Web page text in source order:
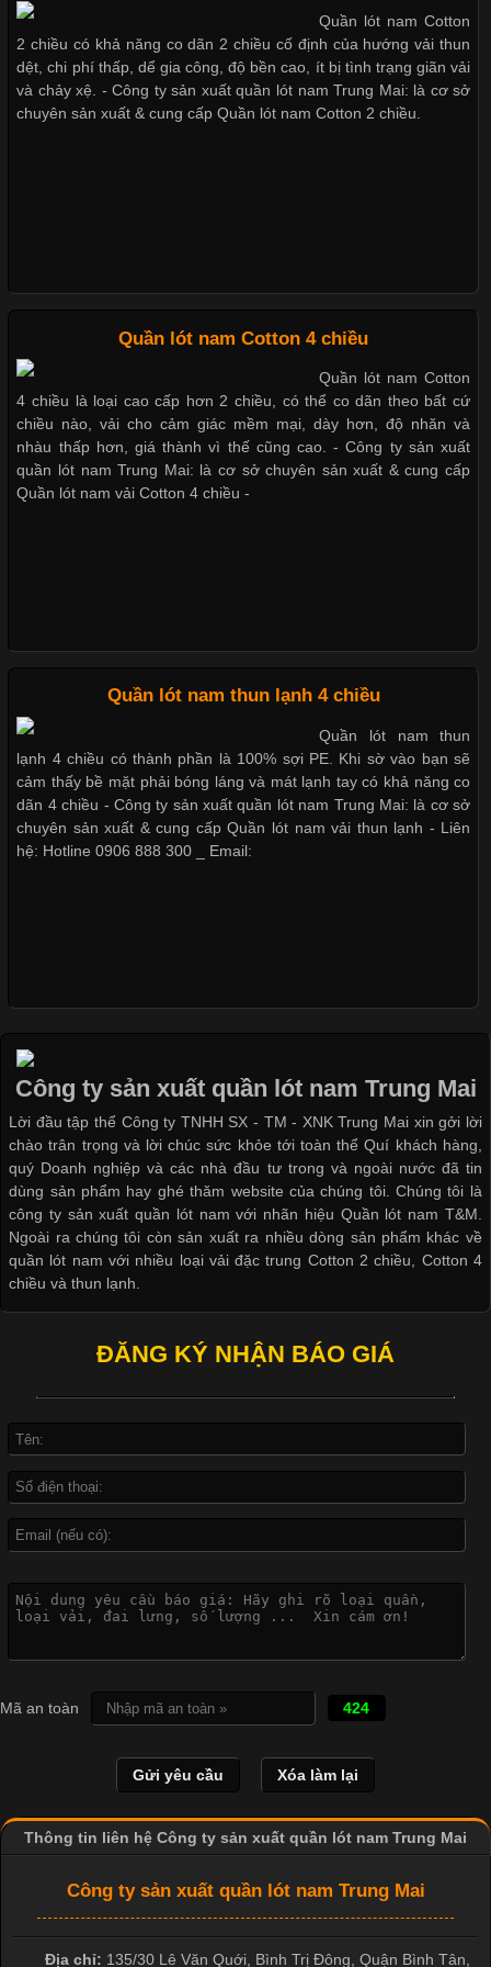
Chất Liệu Lycra Có Gì Đặc Biệt Trong Ngành Thời Trang?
Cập nhật 2026-05-27 17:03:46
Vải Lycra Là Gì? Chất Liệu Co Giãn Được Ưa Chuộng Trong
Chất Liệu Bamboo Xu Hướng Mới Trong Ngành Thời Trang
Cập nhật 2026-05-21 14:59:25
Trong những năm gần đây, vải Bamboo đang trở thành một
trong những chất liệu được yêu thích trong ngành thời trang
nhờ đặc tính mềm mại, thoáng khí và thân thiện với môi trường.
Không chỉ được ứng dụng trong quần áo thường ngày, loại vải
Cập nhật 2026-05-20 14:58:56
Vải thun là một trong những chất liệu được sử dụng rộng rãi
nhất trong ngành thời trang nhờ đặc tính co giãn, mềm mại và
thoải mái khi mặc. Từ áo thun, đồ thể thao cho đến đồ lót nam,
vải thun luôn đóng vai trò quan trọng trong quá trình sản xuất.
Hiện nay, nhu cầu tìm kiếm quần lót nam giá
Các Form Áo Thun Phổ Biến Hiện Nay Và Xu Hướng Trong
Ngành May Mặc Áo thun là một trong những trang phục quen
thuộc và được sử dụng phổ biến nhất hiện nay. Không chỉ đa
dạng về màu sắc hay chất liệu, áo thun còn có nhiều form dáng
khác nhau để phù hợp với từng phong cách thời trang và nhu
cầu
Khám Phá Áo Phông Trang Phục Phổ Biến Nhất Hiện Nay
Áo phông là một trong những trang phục phổ biến nhất trong
Không chỉ xuất hiện trong thời trang thường ngày, áo phông còn
được ứng dụng rộng rãi trong ngành sản xuất may mặc, đặc
biệt là các sản phẩm từ vải thun. Hiện nay,
Đại
Cập nhật 2026-04-21 15:41:03
In Chuyển Nhiệt Là Gì? Công Nghệ In Hiện Đại Trong Ngành
May Mặc Trong ngành in ấn và thời trang, in chuyển nhiệt đang
hình ảnh sắc nét và bền màu. Đặc biệt, kỹ thuật này được ứng
dụng rộng rãi trong sản xuất áo thun, đồ thể thao
Xu hướng thời trang trẻ và quần lót nam giá sỉ
Những mẩu quần lót nam thông dụng hiện nay
Bộ sưu tập quần lót nam Boxer TpHCM
Quần lót nam boxer thun lạnh
Quần lót nam Cotton
2 chiều có khả năng co dãn 2 chiều cố định của hướng vải thun
dệt, chi phí thấp, dể gia công, độ bền cao, ít bị tình trạng giãn vải
và chảy xệ. - Công ty sản xuất quần lót nam Trung Mai: là cơ sở
chuyên sản xuất & cung cấp Quần lót nam Cotton 2 chiều.
Quần lót nam Cotton 4 chiều
Quần lót nam Cotton
4 chiều là loại cao cấp hơn 2 chiều, có thể co dãn theo bất cứ
chiều nào, vải cho cảm giác mềm mại, dày hơn, độ nhăn và
nhàu thấp hơn, giá thành vì thế cũng cao. - Công ty sản xuất
quần lót nam Trung Mai: là cơ sở chuyên sản xuất & cung cấp
Quần lót nam vải Cotton 4 chiều -
Quần lót nam thun lạnh 4 chiều
Quần lót nam thun
lạnh 4 chiều có thành phần là 100% sợi PE. Khi sờ vào bạn sẽ
cảm thấy bề mặt phải bóng láng và mát lạnh tay có khả năng co
dãn 4 chiều - Công ty sản xuất quần lót nam Trung Mai: là cơ sở
chuyên sản xuất & cung cấp Quần lót nam vải thun lạnh - Liên
hệ: Hotline 0906 888 300 _ Email:
Công ty sản xuất quần lót nam Trung Mai
Lời đầu tập thể Công ty TNHH SX - TM - XNK Trung Mai xin gởi lời
chào trân trọng và lời chúc sức khỏe tới toàn thể Quí khách hàng,
quý Doanh nghiệp và các nhà đầu tư trong và ngoài nước đã tin
dùng sản phẩm hay ghé thăm website của chúng tôi. Chúng tôi là
công ty sản xuất quần lót nam với nhãn hiệu Quần lót nam T&M.
Ngoài ra chúng tôi còn sản xuất ra nhiều dòng sản phẩm khác về
quần lót nam với nhiều loại vải đặc trung Cotton 2 chiều, Cotton 4
chiều và thun lạnh.
ĐĂNG KÝ NHẬN BÁO GIÁ
Mã an toàn 424
Thông tin liên hệ Công ty sản xuất quần lót nam Trung Mai
Công ty sản xuất quần lót nam Trung Mai
Địa chỉ: 135/30 Lê Văn Quới, Bình Trị Đông Quận Bình Tân